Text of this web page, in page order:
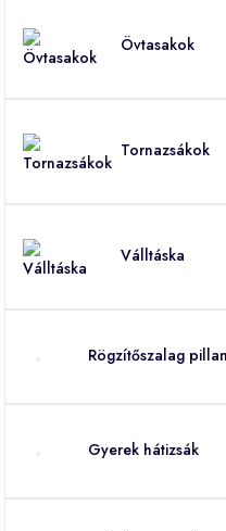
Övtasakok
Tornazsákok
Válltáska
Rögzítőszalag
Gyerek hátizsák